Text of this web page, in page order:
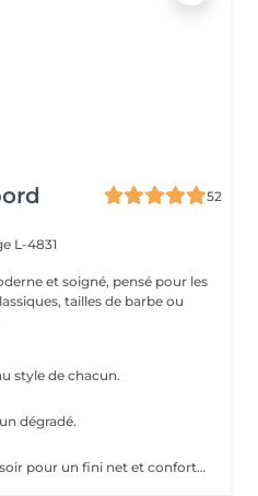
52
L-4831
et soigné, pensé pour les
tailles de barbe ou
style de chacun.
dégradé.
Serviette chaude, rasage au rasoir pour un fini net et confortable.